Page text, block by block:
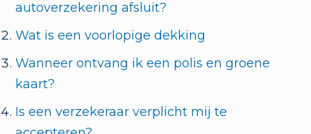
autoverzekering afsluit?
Wat is een voorlopige dekking
Wanneer ontvang ik een polis en groene
kaart?
Is een verzekeraar verplicht mij te